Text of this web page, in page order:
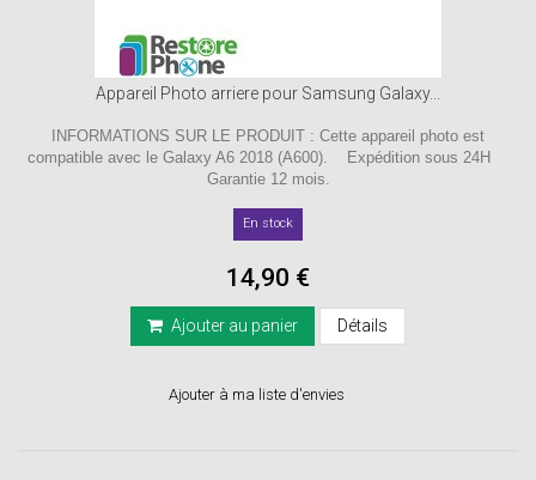
Appareil Photo arriere pour Samsung Galaxy...
INFORMATIONS SUR LE PRODUIT : Cette appareil photo est
compatible avec le Galaxy A6 2018 (A600). Expédition sous 24H
Garantie 12 mois.
En stock
14,90 €
Ajouter au panier Détails
Ajouter à ma liste d'envies